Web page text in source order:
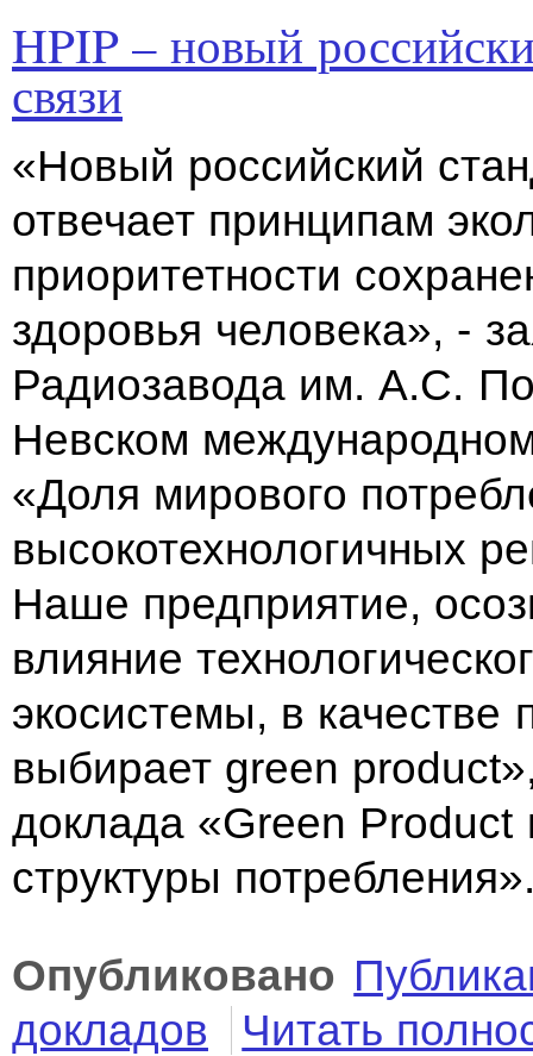
HPIP – новый
связи
«Новый российский
отвечает принципам
приоритетности
здоровья человека», -
Радиозавода им. А.С.
Невском
«Доля мирового
высокотехнологичных
Наше предприятие,
влияние
экосистемы, в качестве
выбирает green
доклада «Green
структуры
Опубликовано
докладов
Читать